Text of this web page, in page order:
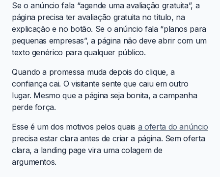
Se o anúncio fala “agende uma avaliação gratuita”, a
página precisa ter avaliação gratuita no título, na
explicação e no botão. Se o anúncio fala “planos para
pequenas empresas”, a página não deve abrir com um
texto genérico para qualquer público.
Quando a promessa muda depois do clique, a
confiança cai. O visitante sente que caiu em outro
lugar. Mesmo que a página seja bonita, a campanha
perde força.
Esse é um dos motivos pelos quais a oferta do anúncio
precisa estar clara antes de criar a página. Sem oferta
clara, a landing page vira uma colagem de
argumentos.